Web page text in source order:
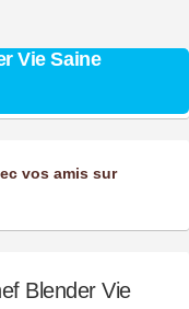
Vie Saine
vos amis sur
Blender Vie